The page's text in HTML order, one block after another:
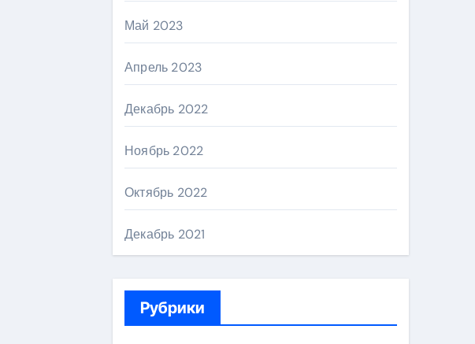
Май 2023
Апрель 2023
Декабрь 2022
Ноябрь 2022
Октябрь 2022
Декабрь 2021
Рубрики